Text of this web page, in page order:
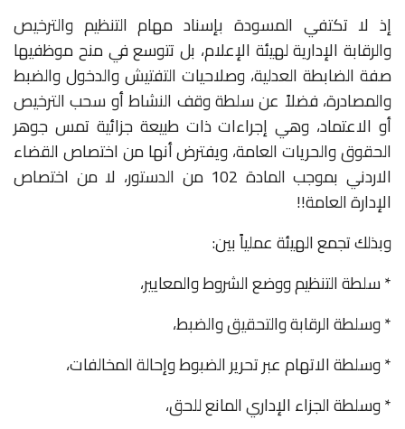
إذ لا تكتفي المسودة بإسناد مهام التنظيم والترخيص
والرقابة الإدارية لهيئة الإعلام، بل تتوسع في منح موظفيها
صفة الضابطة العدلية، وصلاحيات التفتيش والدخول والضبط
والمصادرة، فضلاً عن سلطة وقف النشاط أو سحب الترخيص
أو الاعتماد، وهي إجراءات ذات طبيعة جزائية تمس جوهر
الحقوق والحريات العامة، ويفترض أنها من اختصاص القضاء
الاردني بموجب المادة 102 من الدستور، لا من اختصاص
الإدارة العامة!!
وبذلك تجمع الهيئة عملياً بين:
* سلطة التنظيم ووضع الشروط والمعايير،
* وسلطة الرقابة والتحقيق والضبط،
* وسلطة الاتهام عبر تحرير الضبوط وإحالة المخالفات،
* وسلطة الجزاء الإداري المانع للحق،